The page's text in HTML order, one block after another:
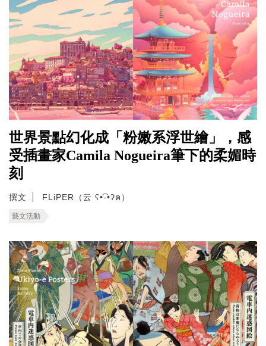
世界景點幻化成「粉嫩系浮世繪」，感
受插畫家Camila Nogueira筆下的柔媚時
刻
撰文 FLiPER（云 ʕ•͡-•ʔฅ）
藝文活動